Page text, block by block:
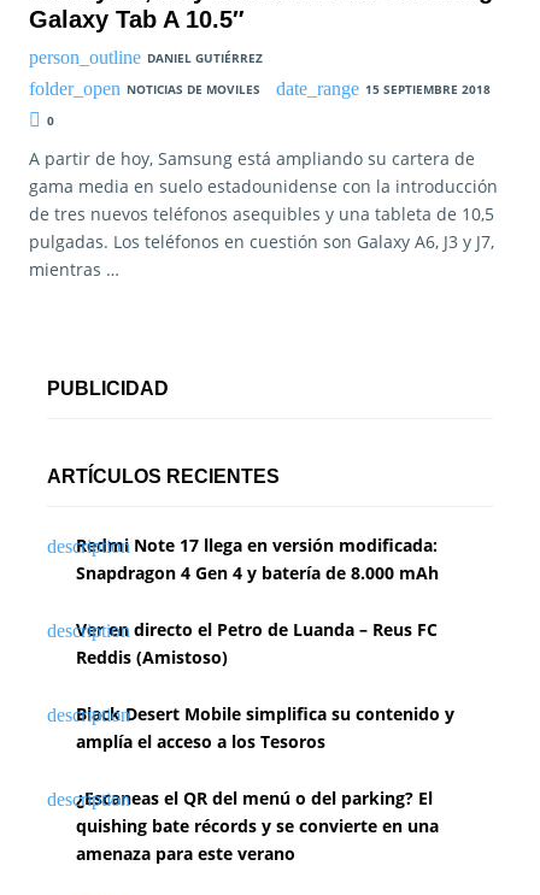
Galaxy Tab A 10.5″
DANIEL GUTIÉRREZ
NOTICIAS DE MOVILES
15 SEPTIEMBRE 2018
0
A partir de hoy, Samsung está ampliando su cartera de
gama media en suelo estadounidense con la introducción
de tres nuevos teléfonos asequibles y una tableta de 10,5
pulgadas. Los teléfonos en cuestión son Galaxy A6, J3 y J7,
mientras …
PUBLICIDAD
ARTÍCULOS RECIENTES
Redmi Note 17 llega en versión modificada:
Snapdragon 4 Gen 4 y batería de 8.000 mAh
Ver en directo el Petro de Luanda – Reus FC
Reddis (Amistoso)
Black Desert Mobile simplifica su contenido y
amplía el acceso a los Tesoros
¿Escaneas el QR del menú o del parking? El
quishing bate récords y se convierte en una
amenaza para este verano